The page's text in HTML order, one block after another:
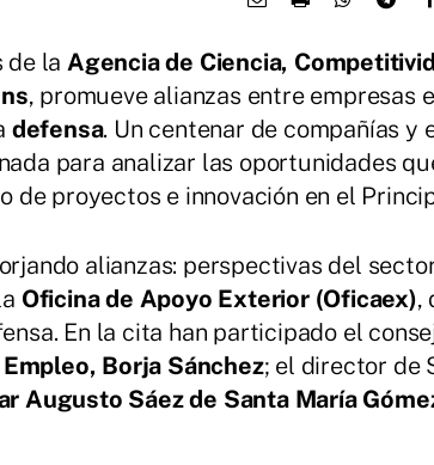
de laAgencia de Ciencia,
, promueve alianzas entre empresas
defensa. Un centenar de compañías y
para analizar las oportunidades
de proyectos e innovación en el
alianzas: perspectivas del
Oficina de Apoyo Exterior (Oficaex),
En la cita han participado el
Borja Sánchez; el director de
Augusto Sáez de Santa María